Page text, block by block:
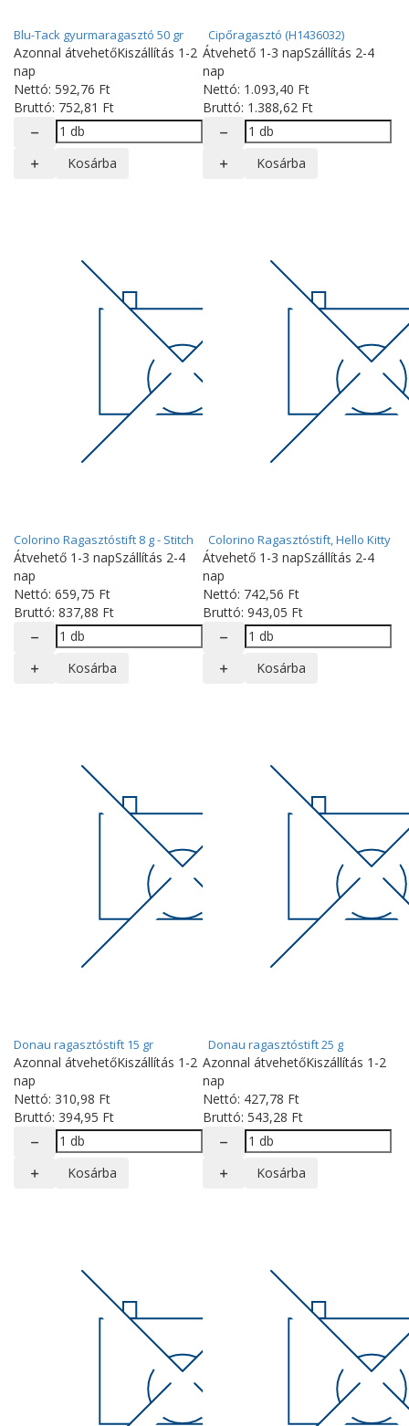
Blu-Tack gyurmaragasztó 50 gr
Azonnal átvehetőKiszállítás 1-2
nap
Nettó: 592,76 Ft
Bruttó: 752,81 Ft
Kosárba
Cipőragasztó (H1436032)
Átvehető 1-3 napSzállítás 2-4
nap
Nettó: 1.093,40 Ft
Bruttó: 1.388,62 Ft
Kosárba
Colorino Ragasztóstift 8 g - Stitch
Átvehető 1-3 napSzállítás 2-4
nap
Nettó: 659,75 Ft
Bruttó: 837,88 Ft
Kosárba
Colorino Ragasztóstift, Hello Kitty
Átvehető 1-3 napSzállítás 2-4
nap
Nettó: 742,56 Ft
Bruttó: 943,05 Ft
Kosárba
Donau ragasztóstift 15 gr
Azonnal átvehetőKiszállítás 1-2
nap
Nettó: 310,98 Ft
Bruttó: 394,95 Ft
Kosárba
Donau ragasztóstift 25 g
Azonnal átvehetőKiszállítás 1-2
nap
Nettó: 427,78 Ft
Bruttó: 543,28 Ft
Kosárba